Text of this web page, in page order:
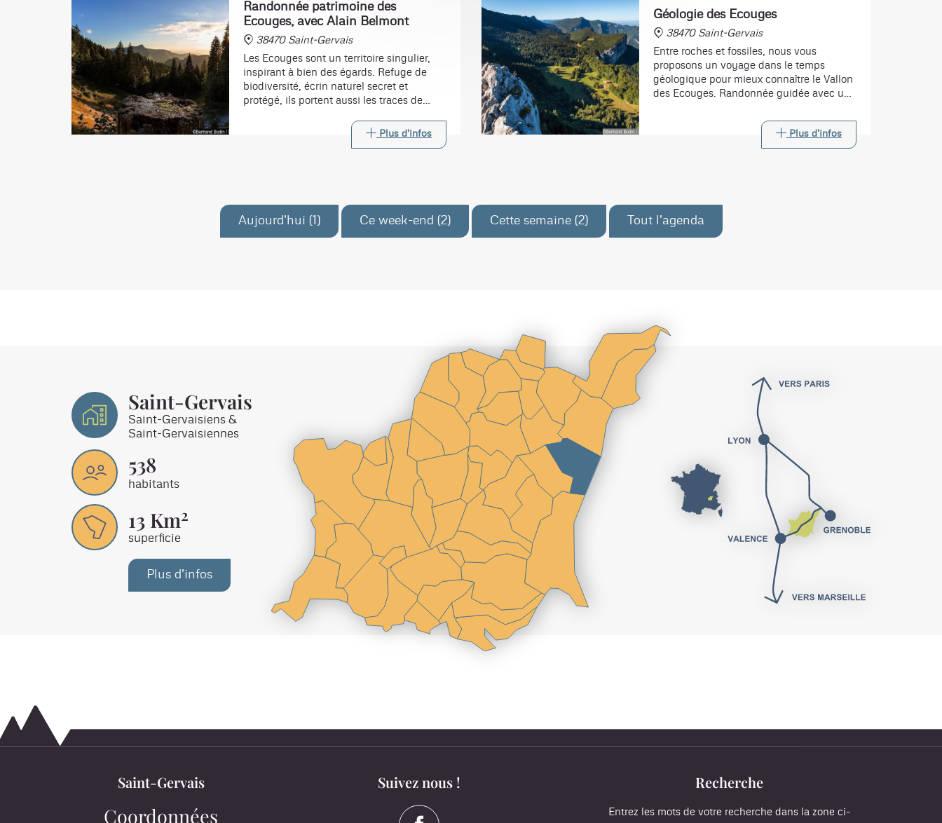
Randonnée patrimoine des
Ecouges, avec Alain Belmont
38470 Saint-Gervais
Les Ecouges sont un territoire singulier,
inspirant à bien des égards. Refuge de
biodiversité, écrin naturel secret et
protégé, ils portent aussi les traces de
découvrir ce site fascinant.
Plus d'infos
Géologie des Ecouges
38470 Saint-Gervais
Entre roches et fossiles, nous vous
proposons un voyage dans le temps
géologique pour mieux connaître le Vallon
des Ecouges. Randonnée guidée avec un
Départ 10h - Retour 16h. Prévoir un pique-
Plus d'infos
Aujourd'hui (1) Ce week-end (2) Cette semaine (2) Tout l'agenda
Saint-Gervais
Saint-Gervaisiens &
Saint-Gervaisiennes
538
habitants
13 Km2
superficie
Plus d'infos
Saint-Gervais
Coordonnées
Suivez nous ! Recherche
Entrez les mots de votre recherche dans la zone ci-